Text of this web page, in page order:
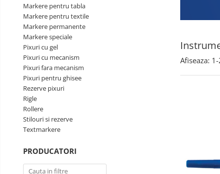
Perforatoare de birou si
profesionale
Pioneze si ace cu gamalie
Stampile, tusuri si tusiere
Suporturi pentru articole de birou
Suporturi pentru documente,
reviste, cataloage
Tavite pentru documente
Organizare si arhivare
Bibliorafturi
Caiete mecanice
Markere pentru tabla
Markere pentru textile
Markere permanente
Markere speciale
Pixuri cu gel
Pixuri cu mecanism
Pixuri fara mecanism
Pixuri pentru ghisee
Rezerve pixuri
Rigle
Rollere
Stilouri si rezerve
Textmarkere
PRODUCATORI
Afiseaza: 1-